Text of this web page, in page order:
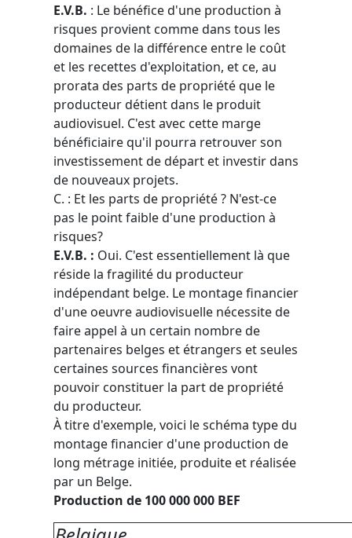
E.V.B. : Le bénéfice d'une production à
risques provient comme dans tous les
domaines de la différence entre le coût
et les recettes d'exploitation, et ce, au
prorata des parts de propriété que le
producteur détient dans le produit
audiovisuel. C'est avec cette marge
bénéficiaire qu'il pourra retrouver son
investissement de départ et investir dans
de nouveaux projets.
C. : Et les parts de propriété ? N'est-ce
pas le point faible d'une production à
risques?
E.V.B. : Oui. C'est essentiellement là que
réside la fragilité du producteur
indépendant belge. Le montage financier
d'une oeuvre audiovisuelle nécessite de
faire appel à un certain nombre de
partenaires belges et étrangers et seules
certaines sources financières vont
pouvoir constituer la part de propriété
du producteur.
À titre d'exemple, voici le schéma type du
montage financier d'une production de
long métrage initiée, produite et réalisée
par un Belge.
Production de 100 000 000 BEF